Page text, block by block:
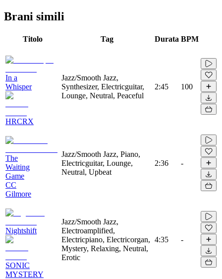
Brani simili
Titolo Tag Durata BPM
In a
Whisper
HRCRX
Jazz/Smooth Jazz,
Synthesizer, Electricguitar,
Lounge, Neutral, Peaceful
2:45 100
The
Waiting
Game
CC
Gilmore
Jazz/Smooth Jazz, Piano,
Electricguitar, Lounge,
Neutral, Upbeat
2:36 -
Nightshift
SONIC
MYSTERY
Jazz/Smooth Jazz,
Electroamplified,
Electricpiano, Electricorgan,
Mystery, Relaxing, Neutral,
Erotic
4:35 -